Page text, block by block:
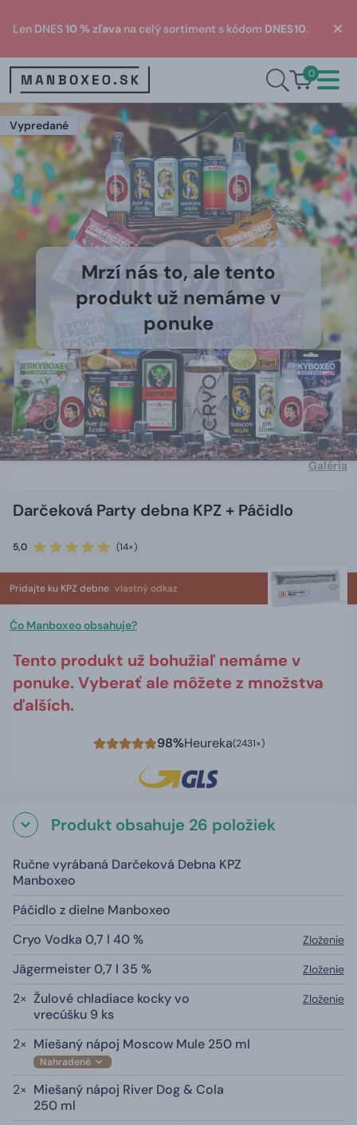
Len DNES10 % zľava na celý sortiment s kódom DNES10.
0
Vypredané
Mrzí nás to, ale tento
produkt už nemáme v
ponuke
Galéria
Darčeková Party debna KPZ + Páčidlo
5,0 (14×)
Pridajte ku KPZ debne vlastný odkaz
Čo Manboxeo obsahuje?
Tento produkt už bohužiaľ nemáme v
ponuke. Vyberať ale môžete z množstva
ďalších.
98%Heureka(2431×)
Produkt obsahuje 26 položiek
Ručne vyrábaná Darčeková Debna KPZ
Manboxeo
Páčidlo z dielne Manboxeo
Cryo Vodka 0,7 l 40 %
Zloženie
Jägermeister 0,7 l 35 % Zloženie
2× Žulové chladiace kocky vo
vrecúšku 9 ks
Zloženie
2× Miešaný nápoj Moscow Mule 250 ml
Nahradené
2× Miešaný nápoj River Dog & Cola
250 ml